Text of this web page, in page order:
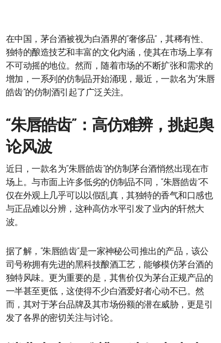
在中国，茅台酒被视为白酒界的“奢侈品”，其稀有性、
独特的酿造技艺和丰富的文化内涵，使其在市场上享有
不可动摇的地位。然而，随着市场的不断扩张和需求的
增加，一系列的仿制品开始涌现，最近，一款名为“朱唇
皓齿”的仿制酒引起了广泛关注。
“朱唇皓齿”：高仿难辨，挑起舆
论风波
近日，一款名为“朱唇皓齿”的仿制茅台酒悄然出现在市
场上。与市面上许多低劣的仿制品不同，“朱唇皓齿”不
仅在外观上几乎可以以假乱真，其独特的香气和口感也
与正品难以分辨，这种高仿水平引发了业内的轩然大
波。
据了解，“朱唇皓齿”是一家神秘公司推出的产品，该公
司号称拥有先进的黑科技酿酒工艺，能够模仿茅台酒的
独特风味。更为重要的是，其售价仅为茅台正规产品的
一半甚至更低，这使得不少白酒爱好者心动不已。然
而，其对于茅台品牌及其市场份额的潜在威胁，更是引
发了各界的密切关注与讨论。